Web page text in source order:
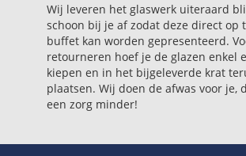
Wij leveren het glaswerk uiteraard
schoon bij je af zodat deze direct op
buffet kan worden gepresenteerd.
retourneren hoef je de glazen enkel
kiepen en in het bijgeleverde krat
plaatsen. Wij doen de afwas voor je,
een zorg minder!